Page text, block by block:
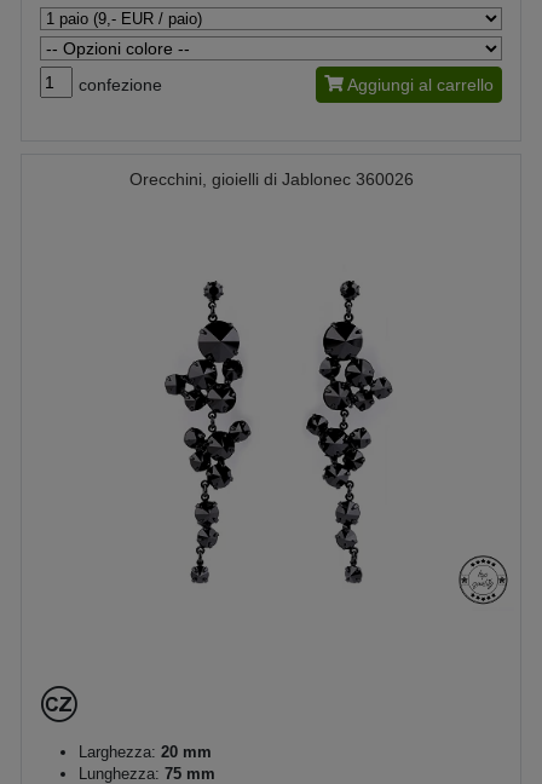
confezione Aggiungi al carrello
Orecchini, gioielli di Jablonec 360026
Larghezza: 20 mm
Lunghezza: 75 mm